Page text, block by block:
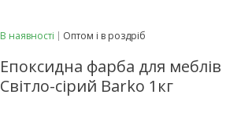
В наявності Оптом і в роздріб
Епоксидна фарба для меблів
Світло-сірий Barko 1кг